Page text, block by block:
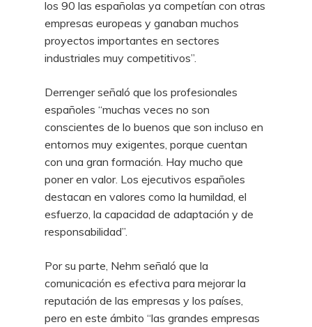
los 90 las españolas ya competían con otras
empresas europeas y ganaban muchos
proyectos importantes en sectores
industriales muy competitivos”.
Derrenger señaló que los profesionales
españoles “muchas veces no son
conscientes de lo buenos que son incluso en
entornos muy exigentes, porque cuentan
con una gran formación. Hay mucho que
poner en valor. Los ejecutivos españoles
destacan en valores como la humildad, el
esfuerzo, la capacidad de adaptación y de
responsabilidad”.
Por su parte, Nehm señaló que la
comunicación es efectiva para mejorar la
reputación de las empresas y los países,
pero en este ámbito “las grandes empresas